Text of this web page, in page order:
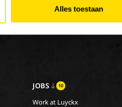
Alles toestaan
JOBS 10
Work at Luyckx